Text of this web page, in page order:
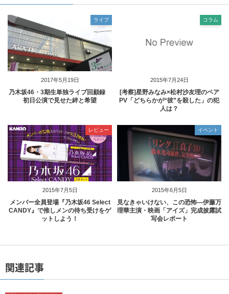
2017年5月19日
ライブ
乃木坂46・3期生単独ライブ回顧録
初日公演で見せた絆と希望
2015年7月24日
コラム
[考察]星野みなみ×松村沙友理のペア
PV「どちらかが“彼”を殺した」の犯
人は？
2015年7月5日
レビュー
メンバー全員登場『乃木坂46 Select
CANDY』で推しメンの待ち受けをゲ
ットしよう！
2015年6月5日
イベント
見なきゃいけない、この恐怖―伊藤万
理華主演・映画「アイズ」完成披露試
写会レポート
関連記事